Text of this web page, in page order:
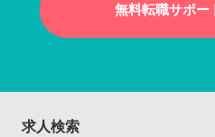
無料転職サポー
求人検索